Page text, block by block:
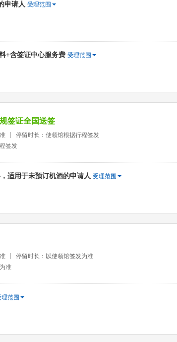
申请人 受理范围
+含签证中心服务费 受理范围
签证全国送签
停留时长：使领馆根据行程签发
签发
适用于未预订机酒的申请人 受理范围
停留时长：以使领馆签发为准
准
理范围